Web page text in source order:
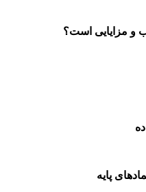
و مزایایی است؟
پایه